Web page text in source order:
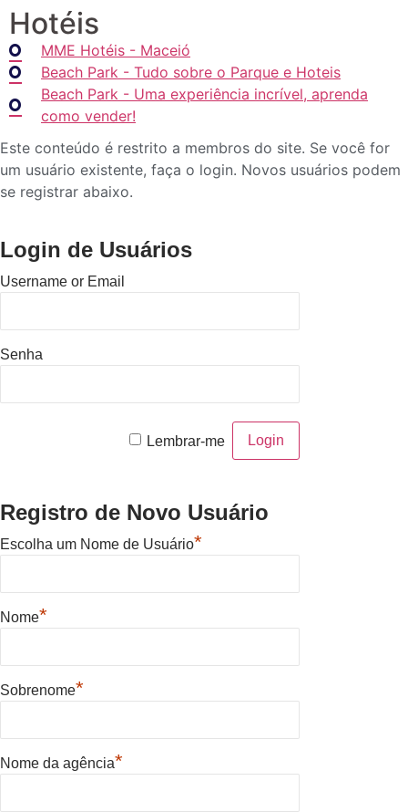
Hotéis
MME Hotéis - Maceió
Beach Park - Tudo sobre o Parque e Hoteis
Beach Park - Uma experiência incrível, aprenda
como vender!
Este conteúdo é restrito a membros do site. Se você for
um usuário existente, faça o login. Novos usuários podem
se registrar abaixo.
Login de Usuários
Username or Email
Senha
Lembrar-me
Registro de Novo Usuário
Escolha um Nome de Usuário*
Nome*
Sobrenome*
Nome da agência*